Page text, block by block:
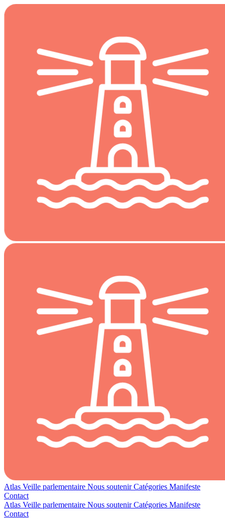
Atlas Veille parlementaire Nous soutenirCatégories Manifeste
Contact
Atlas Veille parlementaire Nous soutenirCatégories Manifeste
Contact